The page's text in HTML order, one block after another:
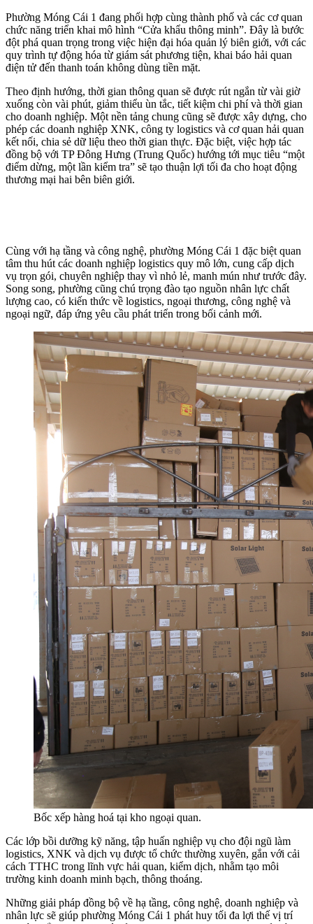
Phường Móng Cái 1 đang phối hợp cùng thành phố và các cơ quan
chức năng triển khai mô hình “Cửa khẩu thông minh”. Đây là bước
đột phá quan trọng trong việc hiện đại hóa quản lý biên giới, với các
quy trình tự động hóa từ giám sát phương tiện, khai báo hải quan
điện tử đến thanh toán không dùng tiền mặt.
Theo định hướng, thời gian thông quan sẽ được rút ngắn từ vài giờ
xuống còn vài phút, giảm thiểu ùn tắc, tiết kiệm chi phí và thời gian
cho doanh nghiệp. Một nền tảng chung cũng sẽ được xây dựng, cho
phép các doanh nghiệp XNK, công ty logistics và cơ quan hải quan
kết nối, chia sẻ dữ liệu theo thời gian thực. Đặc biệt, việc hợp tác
đồng bộ với TP Đông Hưng (Trung Quốc) hướng tới mục tiêu “một
điểm dừng, một lần kiểm tra” sẽ tạo thuận lợi tối đa cho hoạt động
thương mại hai bên biên giới.
Cùng với hạ tầng và công nghệ, phường Móng Cái 1 đặc biệt quan
tâm thu hút các doanh nghiệp logistics quy mô lớn, cung cấp dịch
vụ trọn gói, chuyên nghiệp thay vì nhỏ lẻ, manh mún như trước đây.
Song song, phường cũng chú trọng đào tạo nguồn nhân lực chất
lượng cao, có kiến thức về logistics, ngoại thương, công nghệ và
ngoại ngữ, đáp ứng yêu cầu phát triển trong bối cảnh mới.
Bốc xếp hàng hoá tại kho ngoại quan.
Các lớp bồi dưỡng kỹ năng, tập huấn nghiệp vụ cho đội ngũ làm
logistics, XNK và dịch vụ được tổ chức thường xuyên, gắn với cải
cách TTHC trong lĩnh vực hải quan, kiểm dịch, nhằm tạo môi
trường kinh doanh minh bạch, thông thoáng.
Những giải pháp đồng bộ về hạ tầng, công nghệ, doanh nghiệp và
nhân lực sẽ giúp phường Móng Cái 1 phát huy tối đa lợi thế vị trí